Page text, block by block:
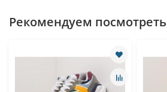
Рекомендуем посмотреть